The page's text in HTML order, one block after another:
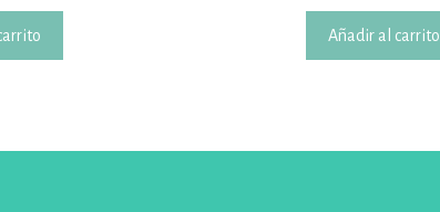
Añadir al carrito